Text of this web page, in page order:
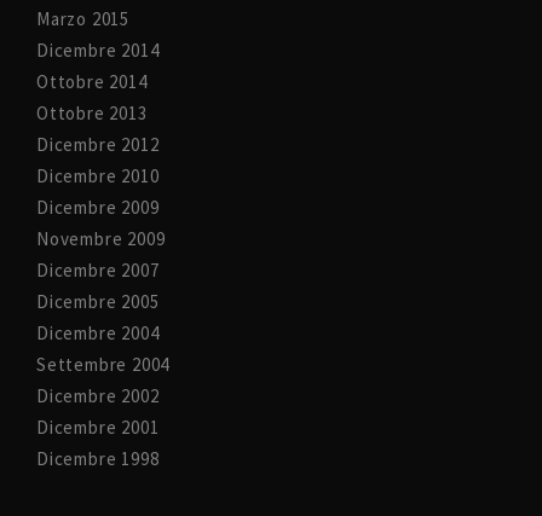
Marzo 2015
Dicembre 2014
Ottobre 2014
Ottobre 2013
Dicembre 2012
Dicembre 2010
Dicembre 2009
Novembre 2009
Dicembre 2007
Dicembre 2005
Dicembre 2004
Settembre 2004
Dicembre 2002
Dicembre 2001
Dicembre 1998